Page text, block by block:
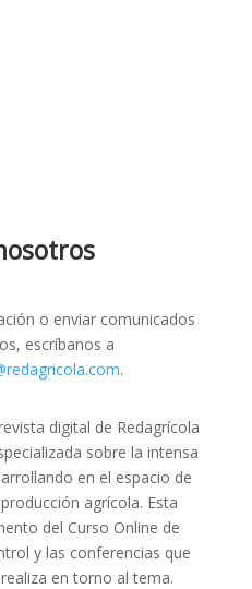
o enviar comunicados
escríbanos a
.
digital de Redagrícola
sobre la intensa
en el espacio de
agrícola. Esta
del Curso Online de
y las conferencias que
en torno al tema.